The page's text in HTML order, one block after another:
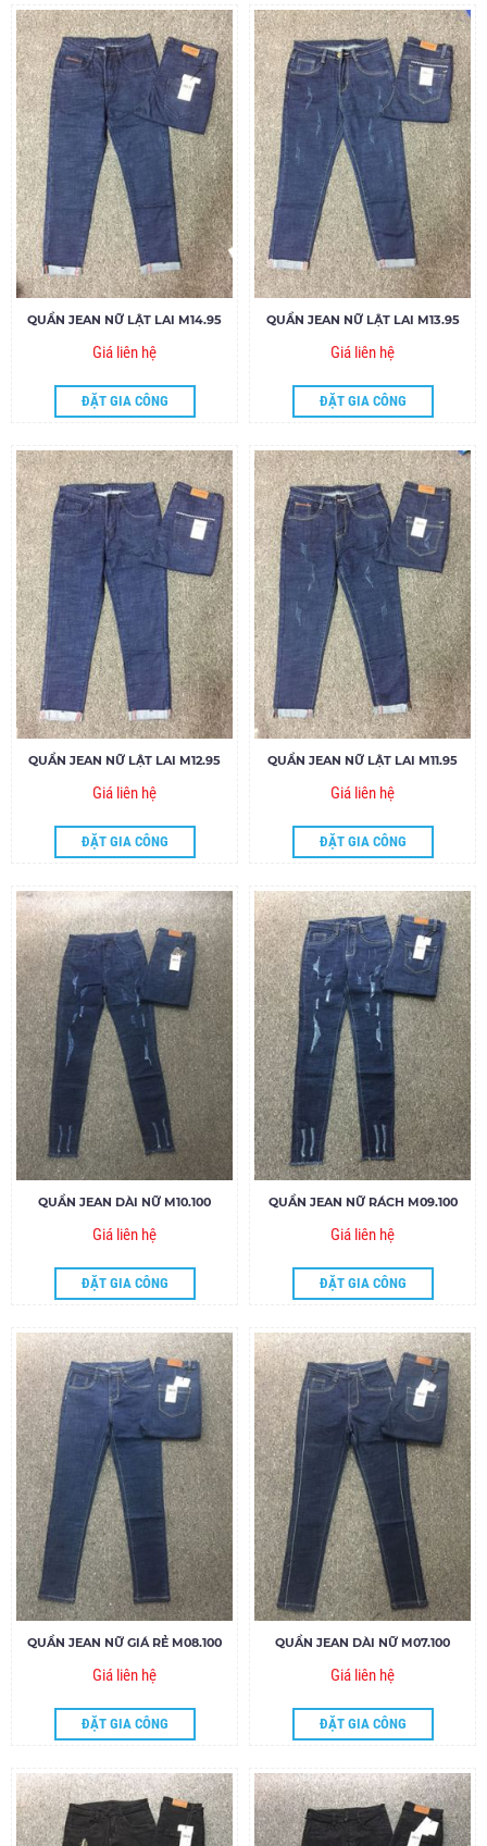
QUẦN JEAN NỮ LẬT LAI M14.95
Giá liên hệ
ĐẶT GIA CÔNG
QUẦN JEAN NỮ LẬT LAI M13.95
Giá liên hệ
ĐẶT GIA CÔNG
QUẦN JEAN NỮ LẬT LAI M12.95
Giá liên hệ
ĐẶT GIA CÔNG
QUẦN JEAN NỮ LẬT LAI M11.95
Giá liên hệ
ĐẶT GIA CÔNG
QUẦN JEAN DÀI NỮ M10.100
Giá liên hệ
ĐẶT GIA CÔNG
QUẦN JEAN NỮ RÁCH M09.100
Giá liên hệ
ĐẶT GIA CÔNG
QUẦN JEAN NỮ GIÁ RẺ M08.100
Giá liên hệ
ĐẶT GIA CÔNG
QUẦN JEAN DÀI NỮ M07.100
Giá liên hệ
ĐẶT GIA CÔNG